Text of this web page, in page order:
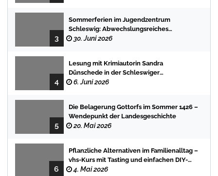
3
Sommerferien im Jugendzentrum
Schleswig: Abwechslungsreiches
Programm für Kinder und Jugendliche
30. Juni 2026
4
Lesung mit Krimiautorin Sandra
Dünschede in der Schleswiger
Stadtbücherei
6. Juni 2026
5
Die Belagerung Gottorfs im Sommer 1426 –
Wendepunkt der Landesgeschichte
20. Mai 2026
6
Pflanzliche Alternativen im Familienalltag –
vhs-Kurs mit Tasting und einfachen DIY-
Rezepten
4. Mai 2026